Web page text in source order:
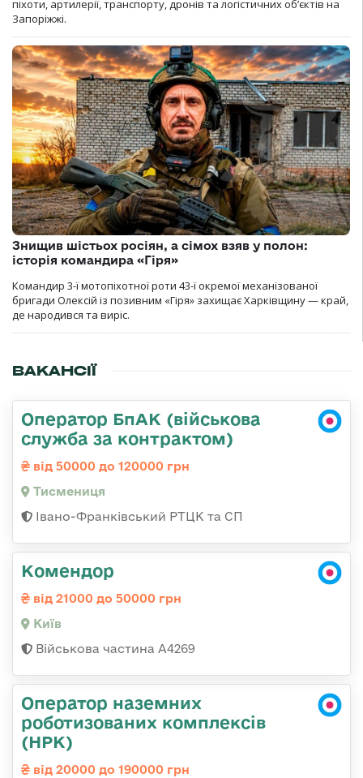
піхоти, артилерії, транспорту, дронів та логістичних об’єктів на
Запоріжжі.
Знищив шістьох росіян, а сімох взяв у полон:
історія командира «Гіря»
Командир 3-ї мотопіхотної роти 43-ї окремої механізованої
бригади Олексій із позивним «Гіря» захищає Харківщину — край,
де народився та виріс.
ВАКАНСІЇ
Оператор БпАК (військова
служба за контрактом)
від 50000 до 120000 грн
Тисмениця
Івано-Франківський РТЦК та СП
Комендор
від 21000 до 50000 грн
Київ
Військова частина А4269
Оператор наземних
роботизованих комплексів
(НРК)
від 20000 до 190000 грн